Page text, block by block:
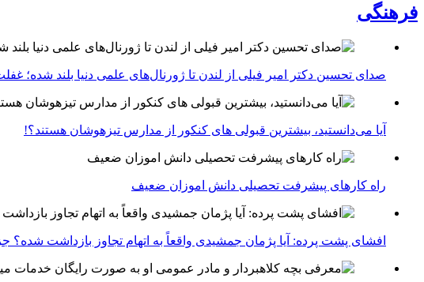
فرهنگی
صدای تحسین دکتر امیر فیلی از لندن تا ژورنال‌های علمی دنیا بلند شده؛
آیا می‌دانستید، بیشترین قبولی های کنکور از مدارس تیزهوشان هستند؟!
راه کارهای پیشرفت تحصیلی دانش اموزان ضعیف
افشای پشت پرده: آیا پژمان جمشیدی واقعاً به اتهام تجاوز بازداشت شده؟